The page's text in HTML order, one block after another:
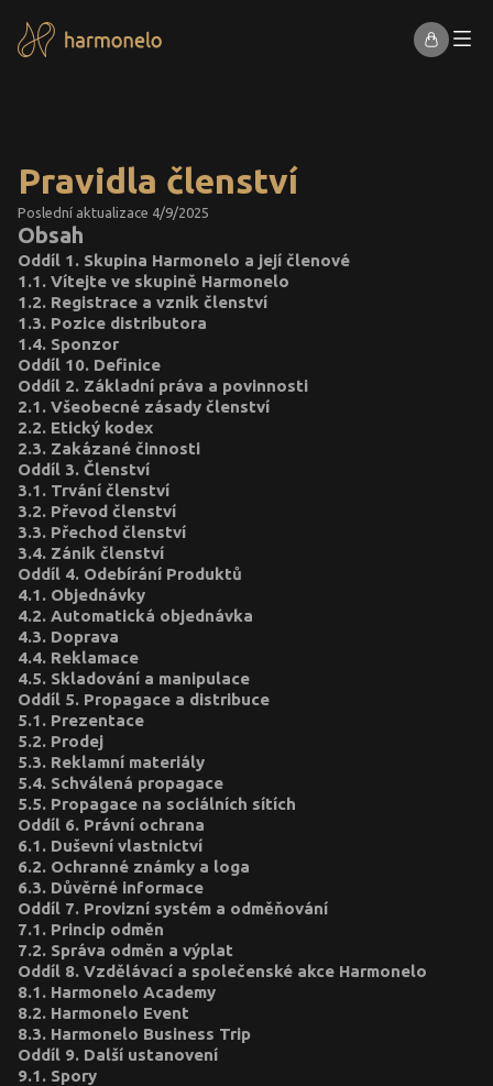
Pravidla členství
Poslední aktualizace 4/9/2025
Obsah
Oddíl 1. Skupina Harmonelo a její členové
1.1. Vítejte ve skupině Harmonelo
1.2. Registrace a vznik členství
1.3. Pozice distributora
1.4. Sponzor
Oddíl 10. Definice
Oddíl 2. Základní práva a povinnosti
2.1. Všeobecné zásady členství
2.2. Etický kodex
2.3. Zakázané činnosti
Oddíl 3. Členství
3.1. Trvání členství
3.2. Převod členství
3.3. Přechod členství
3.4. Zánik členství
Oddíl 4. Odebírání Produktů
4.1. Objednávky
4.2. Automatická objednávka
4.3. Doprava
4.4. Reklamace
4.5. Skladování a manipulace
Oddíl 5. Propagace a distribuce
5.1. Prezentace
5.2. Prodej
5.3. Reklamní materiály
5.4. Schválená propagace
5.5. Propagace na sociálních sítích
Oddíl 6. Právní ochrana
6.1. Duševní vlastnictví
6.2. Ochranné známky a loga
6.3. Důvěrné informace
Oddíl 7. Provizní systém a odměňování
7.1. Princip odměn
7.2. Správa odměn a výplat
Oddíl 8. Vzdělávací a společenské akce Harmonelo
8.1. Harmonelo Academy
8.2. Harmonelo Event
8.3. Harmonelo Business Trip
Oddíl 9. Další ustanovení
9.1. Spory